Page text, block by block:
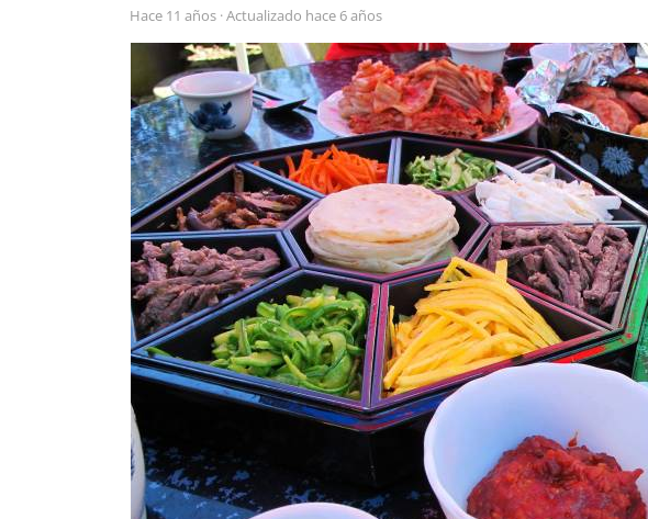
hace 11 años · Actualizado hace 6 años